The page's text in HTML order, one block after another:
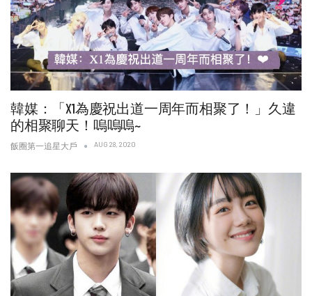
韓媒：「X1為慶祝出道一周年而相聚了！」久違
的相聚聊天！嗚嗚嗚~
飯圈第一追星大戶 AUG 28, 2020